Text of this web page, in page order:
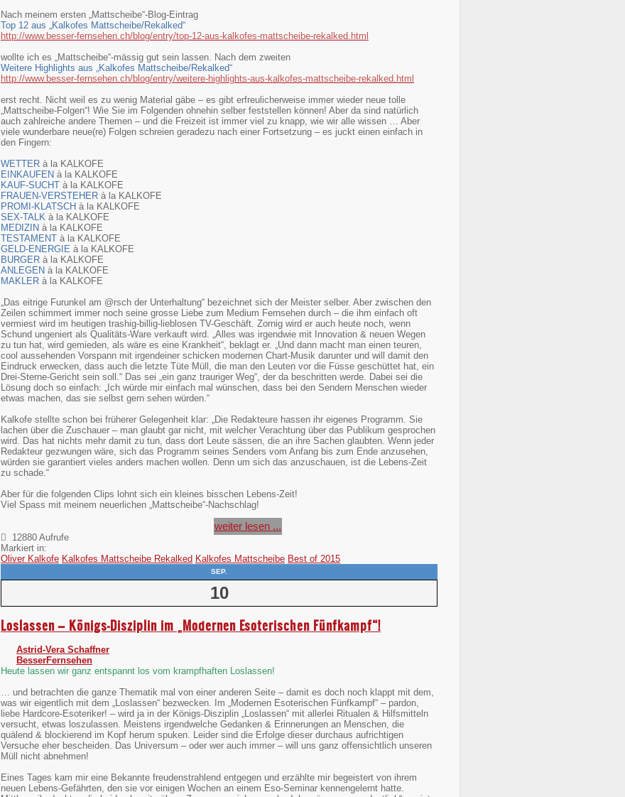
Nach meinem ersten „Mattscheibe“-Blog-Eintrag
Top 12 aus „Kalkofes Mattscheibe/Rekalked“
http://www.besser-fernsehen.ch/blog/entry/top-12-aus-kalkofes-mattscheibe-rekalked.html
wollte ich es „Mattscheibe“-mässig gut sein lassen. Nach dem zweiten
Weitere Highlights aus „Kalkofes Mattscheibe/Rekalked“
http://www.besser-fernsehen.ch/blog/entry/weitere-highlights-aus-kalkofes-mattscheibe-rekalked.html
erst recht. Nicht weil es zu wenig Material gäbe – es gibt erfreulicherweise immer wieder neue tolle
„Mattscheibe-Folgen“! Wie Sie im Folgenden ohnehin selber feststellen können! Aber da sind natürlich
auch zahlreiche andere Themen – und die Freizeit ist immer viel zu knapp, wie wir alle wissen … Aber
viele wunderbare neue(re) Folgen schreien geradezu nach einer Fortsetzung – es juckt einen einfach in
den Fingern:
WETTER à la KALKOFE
EINKAUFEN à la KALKOFE
KAUF-SUCHT à la KALKOFE
FRAUEN-VERSTEHER à la KALKOFE
PROMI-KLATSCH à la KALKOFE
SEX-TALK à la KALKOFE
MEDIZIN à la KALKOFE
TESTAMENT à la KALKOFE
GELD-ENERGIE à la KALKOFE
BURGER à la KALKOFE
ANLEGEN à la KALKOFE
MAKLER à la KALKOFE
„Das eitrige Furunkel am @rsch der Unterhaltung“ bezeichnet sich der Meister selber. Aber zwischen den
Zeilen schimmert immer noch seine grosse Liebe zum Medium Fernsehen durch – die ihm einfach oft
vermiest wird im heutigen trashig-billig-lieblosen TV-Geschäft. Zornig wird er auch heute noch, wenn
Schund ungeniert als Qualitäts-Ware verkauft wird. „Alles was irgendwie mit Innovation & neuen Wegen
zu tun hat, wird gemieden, als wäre es eine Krankheit“, beklagt er. „Und dann macht man einen teuren,
cool aussehenden Vorspann mit irgendeiner schicken modernen Chart-Musik darunter und will damit den
Eindruck erwecken, dass auch die letzte Tüte Müll, die man den Leuten vor die Füsse geschüttet hat, ein
Drei-Sterne-Gericht sein soll.“ Das sei „ein ganz trauriger Weg“, der da beschritten werde. Dabei sei die
Lösung doch so einfach: „Ich würde mir einfach mal wünschen, dass bei den Sendern Menschen wieder
etwas machen, das sie selbst gern sehen würden.“
Kalkofe stellte schon bei früherer Gelegenheit klar: „Die Redakteure hassen ihr eigenes Programm. Sie
lachen über die Zuschauer – man glaubt gar nicht, mit welcher Verachtung über das Publikum gesprochen
wird. Das hat nichts mehr damit zu tun, dass dort Leute sässen, die an ihre Sachen glaubten. Wenn jeder
Redakteur gezwungen wäre, sich das Programm seines Senders vom Anfang bis zum Ende anzusehen,
würden sie garantiert vieles anders machen wollen. Denn um sich das anzuschauen, ist die Lebens-Zeit
zu schade.“
Aber für die folgenden Clips lohnt sich ein kleines bisschen Lebens-Zeit!
Viel Spass mit meinem neuerlichen „Mattscheibe“-Nachschlag!
weiter lesen ...
12880 Aufrufe
Markiert in:
Oliver Kalkofe Kalkofes Mattscheibe Rekalked Kalkofes Mattscheibe Best of 2015
SEP.
10
Loslassen – Königs-Disziplin im „Modernen Esoterischen Fünfkampf“!
Astrid-Vera Schaffner
BesserFernsehen
Heute lassen wir ganz entspannt los vom krampfhaften Loslassen!
… und betrachten die ganze Thematik mal von einer anderen Seite – damit es doch noch klappt mit dem,
was wir eigentlich mit dem „Loslassen“ bezwecken. Im „Modernen Esoterischen Fünfkampf“ – pardon,
liebe Hardcore-Esoteriker! – wird ja in der Königs-Disziplin „Loslassen“ mit allerlei Ritualen & Hilfsmitteln
versucht, etwas loszulassen. Meistens irgendwelche Gedanken & Erinnerungen an Menschen, die
quälend & blockierend im Kopf herum spuken. Leider sind die Erfolge dieser durchaus aufrichtigen
Versuche eher bescheiden. Das Universum – oder wer auch immer – will uns ganz offensichtlich unseren
Müll nicht abnehmen!
Eines Tages kam mir eine Bekannte freudenstrahlend entgegen und erzählte mir begeistert von ihrem
neuen Lebens-Gefährten, den sie vor einigen Wochen an einem Eso-Seminar kennengelernt hatte.